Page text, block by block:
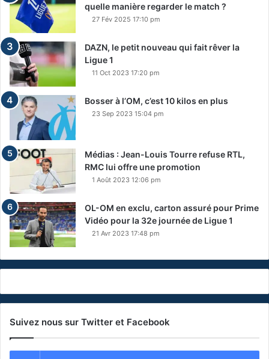
quelle manière regarder le match ?
27 Fév 2025 17:10 pm
DAZN, le petit nouveau qui fait rêver la
Ligue 1
11 Oct 2023 17:20 pm
Bosser à l’OM, c’est 10 kilos en plus
23 Sep 2023 15:04 pm
Médias : Jean-Louis Tourre refuse RTL,
RMC lui offre une promotion
1 Août 2023 12:06 pm
OL-OM en exclu, carton assuré pour Prime
Vidéo pour la 32e journée de Ligue 1
21 Avr 2023 17:48 pm
Suivez nous sur Twitter et Facebook